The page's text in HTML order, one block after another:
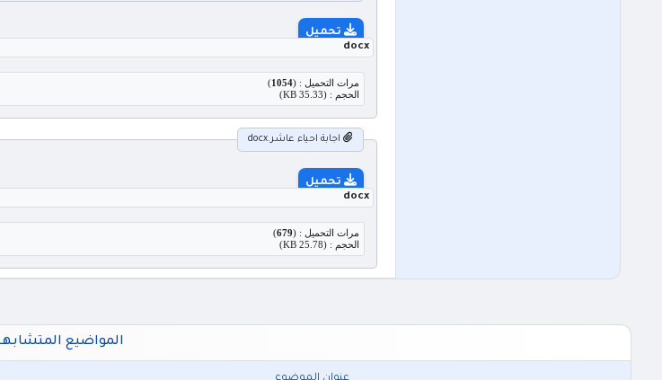
تحميل
docx
مرات التحميل : (1054
)
الحجم : (35.33 KB)
اجابة احياء عاشر.docx
تحميل
docx
مرات التحميل : (679
)
الحجم : (25.78 KB)
المواضيع